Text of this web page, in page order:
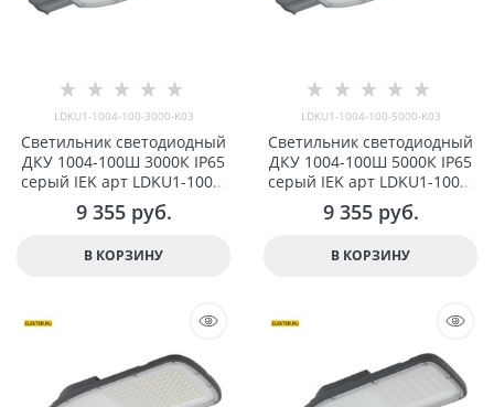
LDKU1-1004-100-3000-K03
Светильник светодиодный
ДКУ 1004-100Ш 3000К IP65
серый IEK арт LDKU1-1004-
100-3000-K03
9 355 руб.
В КОРЗИНУ
LDKU1-1004-100-5000-K03
Светильник светодиодный
ДКУ 1004-100Ш 5000К IP65
серый IEK арт LDKU1-1004-
100-5000-K03
9 355 руб.
В КОРЗИНУ